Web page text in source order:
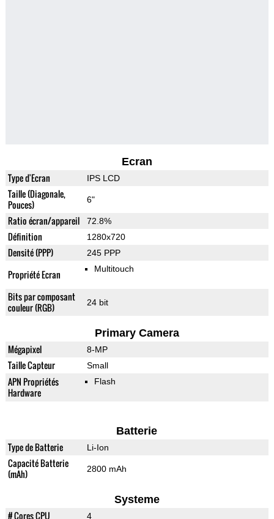
Ecran
Type d'Ecran IPS LCD
Taille (Diagonale,
Pouces)
6"
Ratio écran/appareil 72.8%
Définition 1280x720
Densité (PPP) 245 PPP
Propriété Ecran Multitouch
Bits par composant
couleur (RGB)
24 bit
Primary Camera
Mégapixel 8-MP
Taille Capteur Small
APN Propriétés
Hardware
Flash
Batterie
Type de Batterie Li-Ion
Capacité Batterie
(mAh)
2800 mAh
Systeme
# Cores CPU 4